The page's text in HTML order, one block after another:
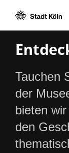
Tauchen
der
bieten
den